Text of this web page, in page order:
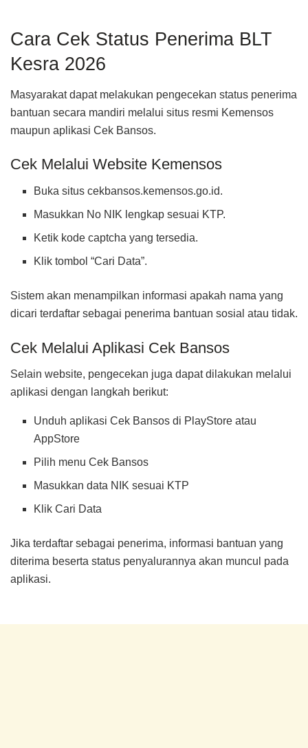
Cara Cek Status Penerima BLT
Kesra 2026
Masyarakat dapat melakukan pengecekan status penerima
bantuan secara mandiri melalui situs resmi Kemensos
maupun aplikasi Cek Bansos.
Cek Melalui Website Kemensos
Buka situs cekbansos.kemensos.go.id.
Masukkan No NIK lengkap sesuai KTP.
Ketik kode captcha yang tersedia.
Klik tombol “Cari Data”.
Sistem akan menampilkan informasi apakah nama yang
dicari terdaftar sebagai penerima bantuan sosial atau tidak.
Cek Melalui Aplikasi Cek Bansos
Selain website, pengecekan juga dapat dilakukan melalui
aplikasi dengan langkah berikut:
Unduh aplikasi Cek Bansos di PlayStore atau
AppStore
Pilih menu Cek Bansos
Masukkan data NIK sesuai KTP
Klik Cari Data
Jika terdaftar sebagai penerima, informasi bantuan yang
diterima beserta status penyalurannya akan muncul pada
aplikasi.